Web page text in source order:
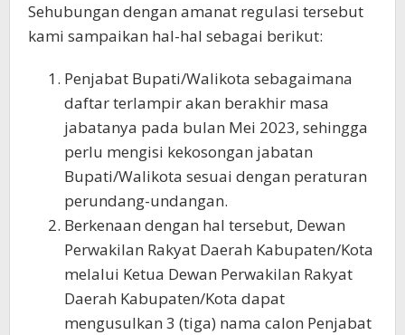
Sehubungan dengan amanat regulasi tersebut
kami sampaikan hal-hal sebagai berikut:
Penjabat Bupati/Walikota sebagaimana
daftar terlampir akan berakhir masa
jabatanya pada bulan Mei 2023, sehingga
perlu mengisi kekosongan jabatan
Bupati/Walikota sesuai dengan peraturan
perundang-undangan.
Berkenaan dengan hal tersebut, Dewan
Perwakilan Rakyat Daerah Kabupaten/Kota
melalui Ketua Dewan Perwakilan Rakyat
Daerah Kabupaten/Kota dapat
mengusulkan 3 (tiga) nama calon Penjabat